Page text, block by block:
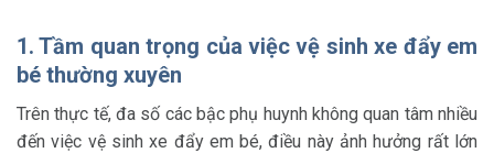
1. Tầm quan trọng của việc vệ sinh xe đẩy em
bé thường xuyên
Trên thực tế, đa số các bậc phụ huynh không quan tâm nhiều
đến việc vệ sinh xe đẩy em bé, điều này ảnh hưởng rất lớn